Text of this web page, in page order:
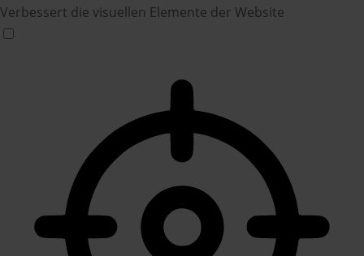
Verbessert die visuellen Elemente der Website